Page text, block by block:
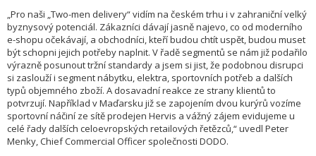
„Pro naši „Two-men delivery“ vidím na českém trhu i v zahraniční velký
byznysový potenciál. Zákazníci dávají jasně najevo, co od moderního
e-shopu očekávají, a obchodníci, kteří budou chtít uspět, budou muset
být schopni jejich potřeby naplnit. V řadě segmentů se nám již podařilo
výrazně posunout tržní standardy a jsem si jist, že podobnou disrupci
si zaslouží i segment nábytku, elektra, sportovních potřeb a dalších
typů objemného zboží. A dosavadní reakce ze strany klientů to
potvrzují. Například v Maďarsku již se zapojením dvou kurýrů vozíme
sportovní náčiní ze sítě prodejen Hervis a vážný zájem evidujeme u
celé řady dalších celoevropských retailových řetězců,“ uvedl Peter
Menky, Chief Commercial Officer společnosti DODO.